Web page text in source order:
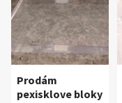
Prodám
pexisklove bloky